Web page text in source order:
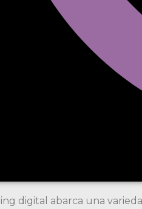
digital abarca una